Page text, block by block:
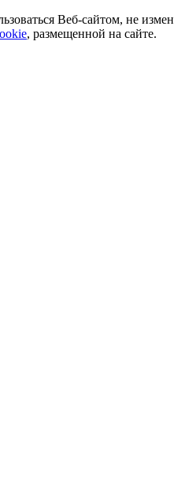
Веб-сайтом, не
, размещенной на сайте.